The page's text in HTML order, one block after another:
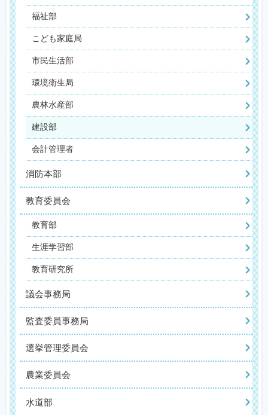
福祉部
こども家庭局
市民生活部
環境衛生局
農林水産部
建設部
会計管理者
消防本部
教育委員会
教育部
生涯学習部
教育研究所
議会事務局
監査委員事務局
選挙管理委員会
農業委員会
水道部